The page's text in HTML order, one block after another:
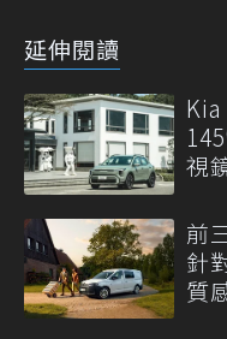
延伸閱讀
視
前
針
質